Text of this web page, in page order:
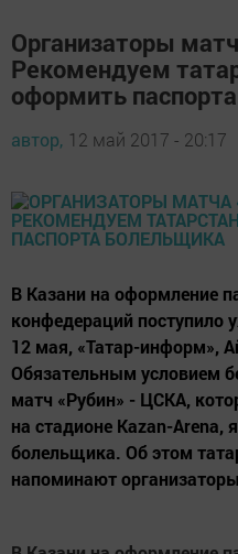
Организаторы
Рекомендуем
оформить
автор, 12 май 2017 - 20:17
В Казани на оформление
конфедераций поступило
12 мая, «Татар-информ»,
Обязательным условием
матч «Рубин» - ЦСКА,
на стадионе Kazan-Arena,
болельщика. Об этом
напоминают